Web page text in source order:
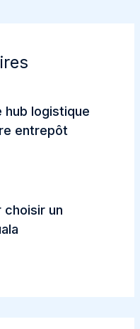
hub logistique
entrepôt
un